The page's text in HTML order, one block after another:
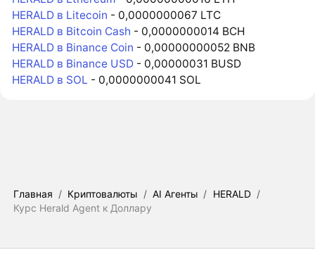
HERALD в Litecoin - 0,0000000067 LTC
HERALD в Bitcoin Cash - 0,0000000014 BCH
HERALD в Binance Coin - 0,00000000052 BNB
HERALD в Binance USD - 0,00000031 BUSD
HERALD в SOL - 0,0000000041 SOL
Главная / Криптовалюты / AI Агенты / HERALD /
Курс Herald Agent к Доллару